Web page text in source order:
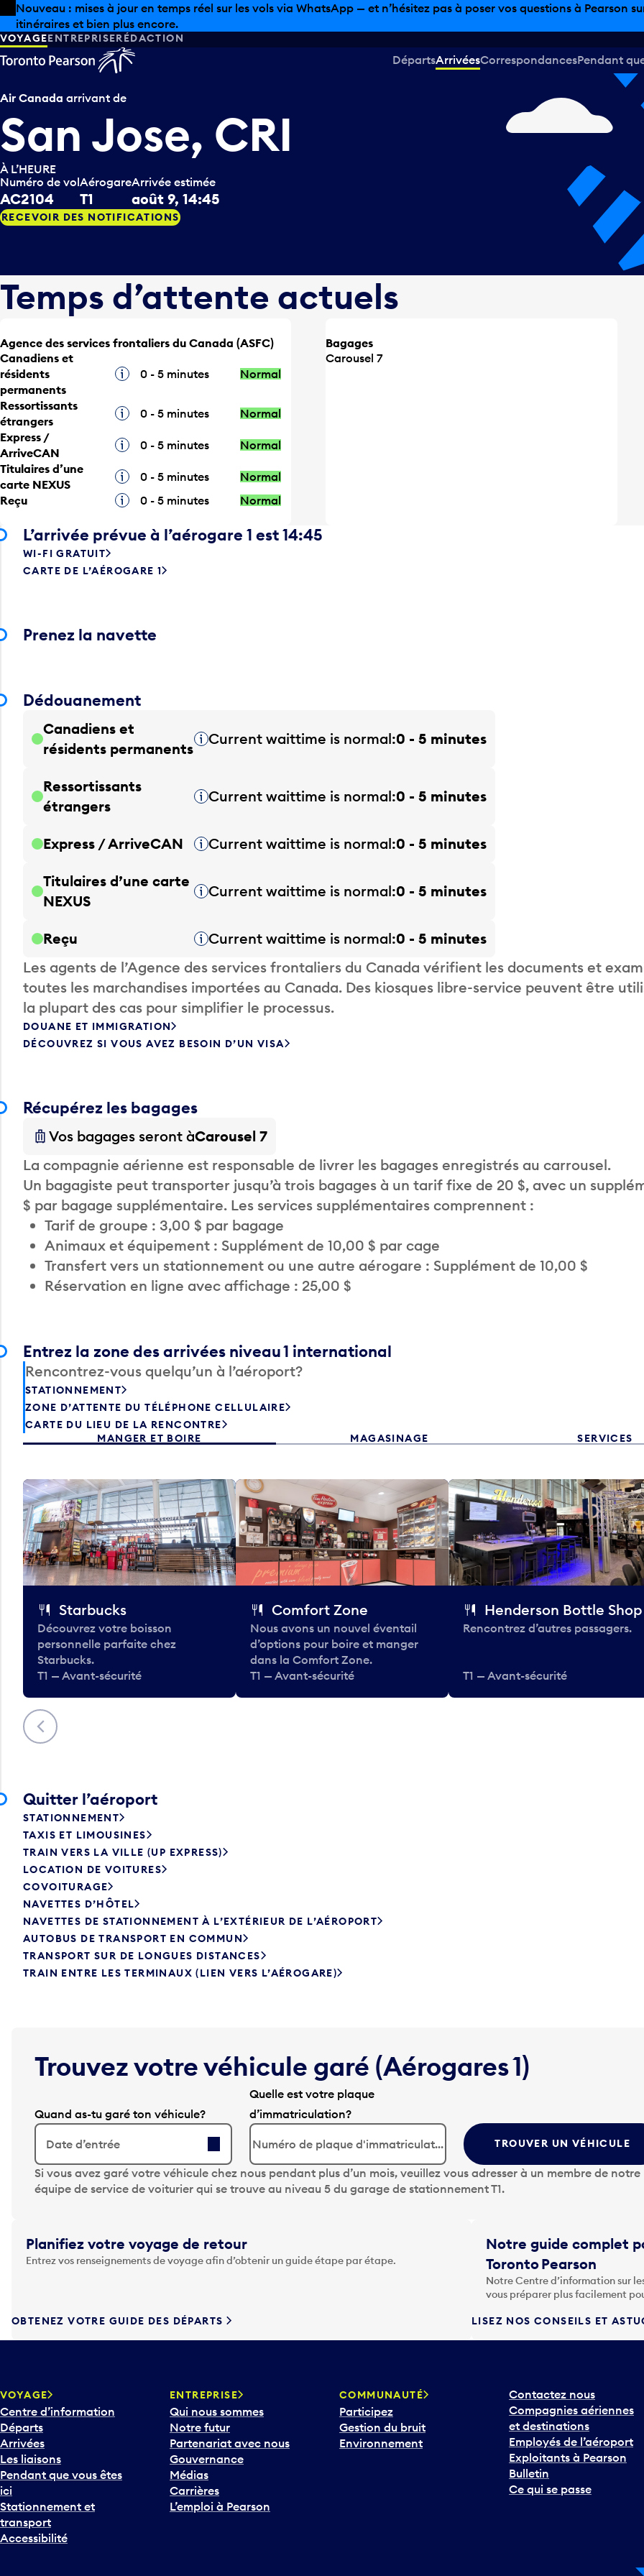
Skip to offers
Passer au contenu principal
Les aubaines estivales sont arrivées chez Pearson. Magasinage hors taxes, offres gastronomiques et bien plus
VOYAGEENTREPRISERÉDACTION
DépartsArrivéesCorrespondancesPendant
Air Canada arrivant de
San Jose, CRI
À L’HEURE
Numéro de vol
AC2104
Aérogare
T1
Arrivée estimée
août 9, 14:45
RECEVOIR DES NOTIFICATIONS
Temps d’attente actuels
Agence des services frontaliers du Canada (ASFC)
Canadiens et
résidents
permanents
Infobulle0 - 5 minutes Normal
Ressortissants
étrangers
Infobulle0 - 5 minutes
Normal
Express /
ArriveCAN
Infobulle0 - 5 minutes
Normal
Titulaires d’une
carte NEXUS
Infobulle0 - 5 minutes
Normal
Reçu
Infobulle0 - 5 minutes Normal
Bagages
Carousel 7
L’arrivée prévue à l’aérogare 1 est 14:45
WI-FI GRATUIT
CARTE DE L’AÉROGARE 1
Prenez la navette
Dédouanement
Canadiens et
résidents permanentsInfobulle
Current waittime is normal 0 - 5 minutes
Ressortissants
étrangers
Infobulle
Current waittime is normal 0 - 5 minutes
Express / ArriveCAN Infobulle
Current waittime is normal 0 - 5 minutes
Titulaires d’une carte
NEXUS
Infobulle
Current waittime is normal 0 - 5 minutes
Reçu Infobulle
Current waittime is normal 0 - 5 minutes
Les agents de l’Agence des services frontaliers du Canada vérifient les documents et
toutes les marchandises importées au Canada. Des kiosques libre-service peuvent être
la plupart des cas pour simplifier le processus.
DOUANE ET IMMIGRATION
DÉCOUVREZ SI VOUS AVEZ BESOIN D’UN VISA
Récupérez les bagages
Vos bagages seront àCarousel 7
La compagnie aérienne est responsable de livrer les bagages enregistrés au carrousel.
Un bagagiste peut transporter jusqu’à trois bagages à un tarif fixe de 20 $, avec un
$ par bagage supplémentaire. Les services supplémentaires comprennent :
Tarif de groupe : 3,00 $ par bagage
Animaux et équipement : Supplément de 10,00 $ par cage
Transfert vers un stationnement ou une autre aérogare : Supplément de 10,00 $
Réservation en ligne avec affichage : 25,00 $
Entrez la zone des arrivées niveau 1 international
Rencontrez-vous quelqu’un à l’aéroport?
STATIONNEMENT
ZONE D’ATTENTE DU TÉLÉPHONE CELLULAIRE
CARTE DU LIEU DE LA RENCONTRE
MANGER ET BOIRE
MAGASINAGE SERVICES
Précédent
Starbucks
Découvrez votre boisson
personnelle parfaite chez
Starbucks.
T1 — Avant-sécurité
Comfort Zone
Nous avons un nouvel éventail
d’options pour boire et manger
dans la Comfort Zone.
T1 — Avant-sécurité
Henderson Bottle Shop
Rencontrez d’autres passagers.
T1 — Avant-sécurité
Quitter l’aéroport
STATIONNEMENT
TAXIS ET LIMOUSINES
TRAIN VERS LA VILLE (UP EXPRESS)
LOCATION DE VOITURES
COVOITURAGE
NAVETTES D’HÔTEL
NAVETTES DE STATIONNEMENT À L’EXTÉRIEUR DE L’AÉROPORT
AUTOBUS DE TRANSPORT EN COMMUN
TRANSPORT SUR DE LONGUES DISTANCES
TRAIN ENTRE LES TERMINAUX (LIEN VERS L’AÉROGARE)
Trouvez votre véhicule garé (Aérogares 1)
Quand as-tu garé ton véhicule?
Date d’entrée
A
p
y
e
z
r
u
c
h
e
F
l
c
h
e
Quelle est votre plaque
d’immatriculation?
TROUVER UN VÉHICULE
Si vous avez garé votre véhicule chez nous pendant plus d’un mois, veuillez vous adresser à un membre de notre
équipe de service de voiturier qui se trouve au niveau 5 du garage de stationnement T1.
Planifiez votre voyage de retour
Entrez vos renseignements de voyage afin d’obtenir un guide étape par étape.
OBTENEZ VOTRE GUIDE DES DÉPARTS
Notre guide complet
Toronto Pearson
Notre Centre d’information sur
vous préparer plus facilement
LISEZ NOS CONSEILS ET
VOYAGE
Centre d’information
Départs
Arrivées
Les liaisons
Pendant que vous êtes
ici
Stationnement et
transport
Accessibilité
ENTREPRISE
Qui nous sommes
Notre futur
Partenariat avec nous
Gouvernance
Médias
Carrières
L’emploi à Pearson
COMMUNAUTÉ
Participez
Gestion du bruit
Environnement
Contactez nous
Compagnies aériennes
et destinations
Employés de l’aéroport
Exploitants à Pearson
Bulletin
Ce qui se passe